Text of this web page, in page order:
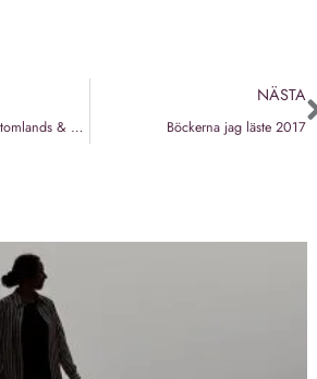
Fira jul när man bor utomlands & hur man firar jul i Finland
NÄSTA
Böckerna jag läste 2017